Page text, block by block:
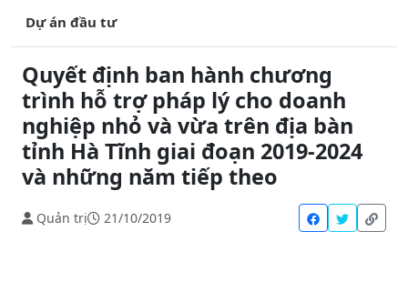
Dự án đầu tư
Quyết định ban hành chương
trình hỗ trợ pháp lý cho doanh
nghiệp nhỏ và vừa trên địa bàn
tỉnh Hà Tĩnh giai đoạn 2019-2024
và những năm tiếp theo
Quản trị 21/10/2019